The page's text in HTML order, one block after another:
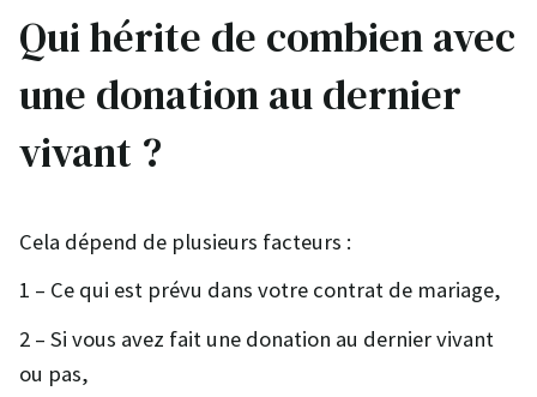
Qui hérite de combien avec
une donation au dernier
vivant ?
Cela dépend de plusieurs facteurs :
1 – Ce qui est prévu dans votre contrat de mariage,
2 – Si vous avez fait une donation au dernier vivant
ou pas,